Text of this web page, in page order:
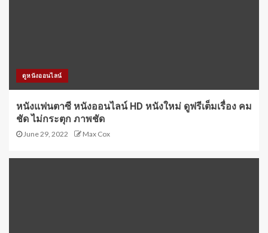
ดูหนังออนไลน์
หนังแฟนตาซี หนังออนไลน์ HD หนังใหม่ ดูฟรีเต็มเรื่อง คม
ชัด ไม่กระตุก ภาพชัด
June 29, 2022 Max Cox